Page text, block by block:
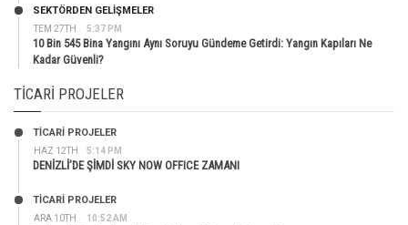
TEM 27TH 5:37 PM
SEKTÖRDEN GELIŞMELER
10 Bin 545 Bina Yangını Aynı Soruyu Gündeme Getirdi: Yangın Kapıları Ne
Kadar Güvenli?
TICARI PROJELER
HAZ 12TH 5:14 PM
TİCARİ PROJELER
DENİZLİ’DE ŞİMDİ SKY NOW OFFICE ZAMANI
ARA 10TH 10:52 AM
TİCARİ PROJELER